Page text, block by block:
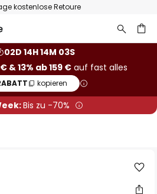
kostenlose Retoure
02D 14H 14M 03S
& 13% ab 159 €auf fast alles
kopieren
Bis zu -70%